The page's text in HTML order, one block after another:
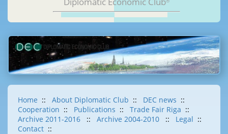
Home :: About Diplomatic Club :: DEC news ::
Cooperation :: Publications :: Trade Fair Riga ::
Archive 2011-2016
:: Archive 2004-2010 :: Legal ::
Contact ::